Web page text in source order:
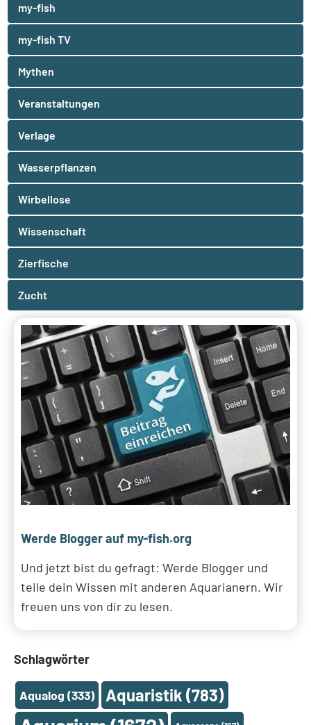
my-fish
my-fish TV
Mythen
Veranstaltungen
Verlage
Wasserpflanzen
Wirbellose
Wissenschaft
Zierfische
Zucht
Werde Blogger auf my-fish.org
Und jetzt bist du gefragt: Werde Blogger und
teile dein Wissen mit anderen Aquarianern. Wir
freuen uns von dir zu lesen.
Schlagwörter
Aqualog (333) Aquaristik (783)